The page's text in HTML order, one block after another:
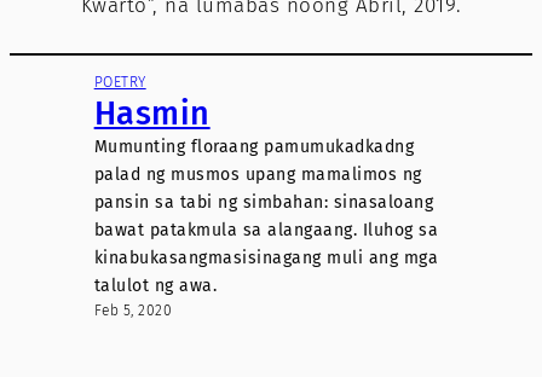
POETRY
Hasmin
Mumunting floraang pamumukadkadng
palad ng musmos upang mamalimos ng
pansin sa tabi ng simbahan: sinasaloang
bawat patakmula sa alangaang. Iluhog sa
kinabukasangmasisinagang muli ang mga
talulot ng awa.
Feb 5, 2020